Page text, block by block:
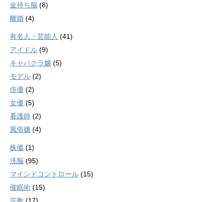
金持ち脳 (8)
離婚 (4)
有名人・芸能人 (41)
アイドル (9)
キャバクラ嬢 (5)
モデル (2)
俳優 (2)
女優 (5)
看護師 (2)
風俗嬢 (4)
株価 (1)
洗脳 (95)
マインドコントロール (15)
催眠術 (15)